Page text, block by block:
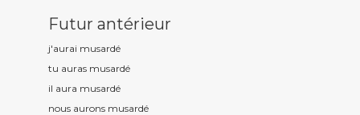
Futur antérieur
j'aurai musardé
tu auras musardé
il aura musardé
nous aurons musardé